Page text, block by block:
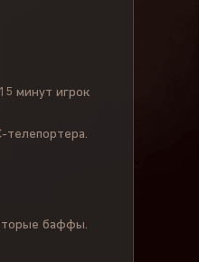
минут игрок
телепортера.
баффы.